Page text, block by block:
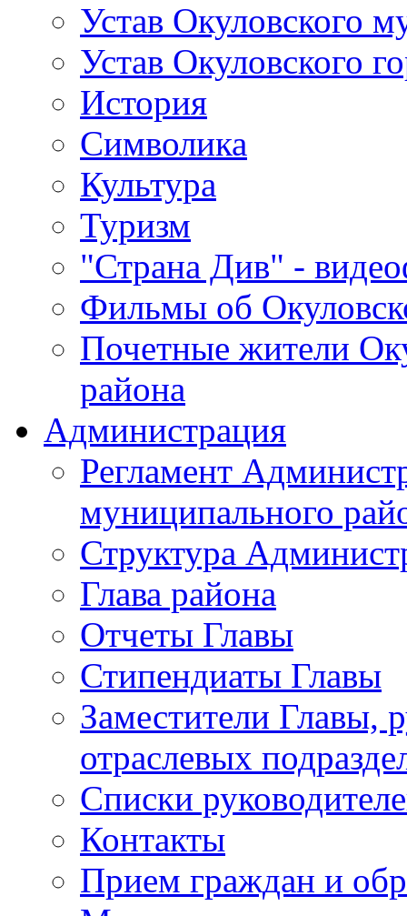
Устав Окуловского
Устав Окуловского
История
Символика
Культура
Туризм
"Страна Див" -
Фильмы об
Почетные жители
района
Администрация
Регламент
муниципального
Структура
Глава района
Отчеты Главы
Стипендиаты Главы
Заместители Главы,
отраслевых
Списки
Контакты
Прием граждан и